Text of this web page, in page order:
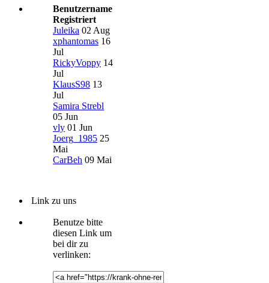
Benutzername
Registriert
Juleika 02 Aug
xphantomas 16
Jul
RickyVoppy 14
Jul
KlausS98 13
Jul
Samira Strebl
05 Jun
vly 01 Jun
Joerg_1985 25
Mai
CarBeh 09 Mai
Link zu uns
Benutze bitte
diesen Link um
bei dir zu
verlinken: